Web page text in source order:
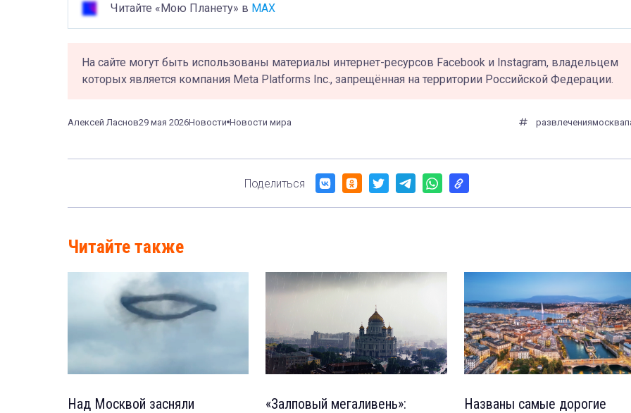
Читайте «Мою Планету» в MAX
На сайте могут быть использованы материалы интернет-ресурсов Facebook и Instagram, владельцем
которых является компания Meta Platforms Inc., запрещённая на территории Российской Федерации.
Алексей Ласнов29 мая 2026Новости Новости мира развлечениямосква
Поделиться
Читайте также
Над Москвой засняли
«Залповый мегаливень»:
Названы самые дорогие